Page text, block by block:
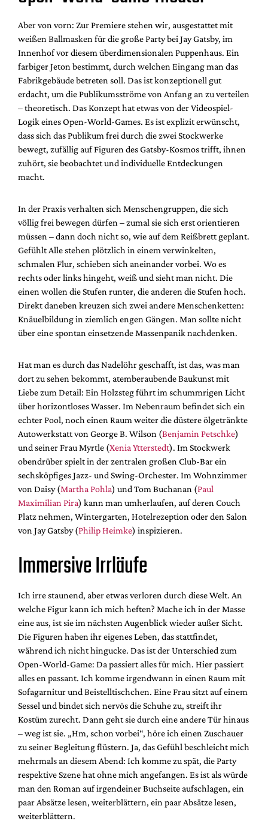
Aber von vorn: Zur Premiere stehen wir, ausgestattet mit
weißen Ballmasken für die große Party bei Jay Gatsby, im
Innenhof vor diesem überdimensionalen Puppenhaus. Ein
farbiger Jeton bestimmt, durch welchen Eingang man das
Fabrikgebäude betreten soll. Das ist konzeptionell gut
erdacht, um die Publikumsströme von Anfang an zu verteilen
– theoretisch. Das Konzept hat etwas von der Videospiel-
Logik eines Open-World-Games. Es ist explizit erwünscht,
dass sich das Publikum frei durch die zwei Stockwerke
bewegt, zufällig auf Figuren des Gatsby-Kosmos trifft, ihnen
zuhört, sie beobachtet und individuelle Entdeckungen
macht.
In der Praxis verhalten sich Menschengruppen, die sich
völlig frei bewegen dürfen – zumal sie sich erst orientieren
müssen – dann doch nicht so, wie auf dem Reißbrett geplant.
Gefühlt Alle stehen plötzlich in einem verwinkelten,
schmalen Flur, schieben sich aneinander vorbei. Wo es
rechts oder links hingeht, weiß und sieht man nicht. Die
einen wollen die Stufen runter, die anderen die Stufen hoch.
Direkt daneben kreuzen sich zwei andere Menschenketten:
Knäuelbildung in ziemlich engen Gängen. Man sollte nicht
über eine spontan einsetzende Massenpanik nachdenken.
Hat man es durch das Nadelöhr geschafft, ist das, was man
dort zu sehen bekommt, atemberaubende Baukunst mit
Liebe zum Detail: Ein Holzsteg führt im schummrigen Licht
über horizontloses Wasser. Im Nebenraum befindet sich ein
echter Pool, noch einen Raum weiter die düstere ölgetränkte
Autowerkstatt von George B. Wilson (Benjamin Petschke)
und seiner Frau Myrtle (Xenia Ytterstedt). Im Stockwerk
obendrüber spielt in der zentralen großen Club-Bar ein
sechsköpfiges Jazz- und Swing-Orchester. Im Wohnzimmer
von Daisy (Martha Pohla) und Tom Buchanan (Paul
Maximilian Pira) kann man umherlaufen, auf deren Couch
Platz nehmen, Wintergarten, Hotelrezeption oder den Salon
von Jay Gatsby (Philip Heimke) inspizieren.
Immersive Irrläufe
Ich irre staunend, aber etwas verloren durch diese Welt. An
welche Figur kann ich mich heften? Mache ich in der Masse
eine aus, ist sie im nächsten Augenblick wieder außer Sicht.
Die Figuren haben ihr eigenes Leben, das stattfindet,
während ich nicht hingucke. Das ist der Unterschied zum
Open-World-Game: Da passiert alles für mich. Hier passiert
alles en passant. Ich komme irgendwann in einen Raum mit
Sofagarnitur und Beistelltischchen. Eine Frau sitzt auf einem
Sessel und bindet sich nervös die Schuhe zu, streift ihr
Kostüm zurecht. Dann geht sie durch eine andere Tür hinaus
– weg ist sie. „Hm, schon vorbei“, höre ich einen Zuschauer
zu seiner Begleitung flüstern. Ja, das Gefühl beschleicht mich
mehrmals an diesem Abend: Ich komme zu spät, die Party
respektive Szene hat ohne mich angefangen. Es ist als würde
man den Roman auf irgendeiner Buchseite aufschlagen, ein
paar Absätze lesen, weiterblättern, ein paar Absätze lesen,
weiterblättern.